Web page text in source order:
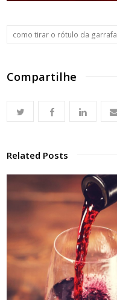
como tirar o rótulo da garrafa
Compartilhe
Related Posts